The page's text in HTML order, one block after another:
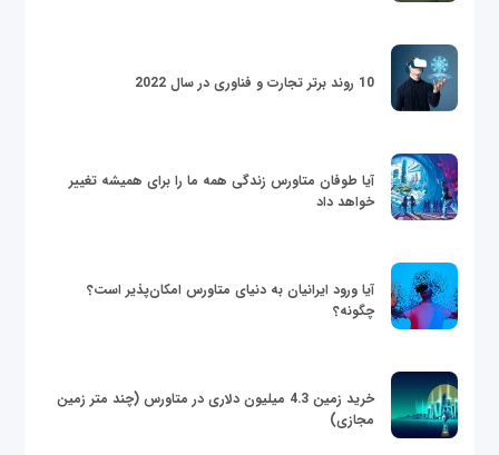
10 روند برتر تجارت و فناوری در سال 2022
آیا طوفان متاورس زندگی همه ما را برای همیشه تغییر
خواهد داد
آیا ورود ایرانیان به دنیای متاورس امکان‌پذیر است؟
چگونه؟
خرید زمین 4.3 میلیون دلاری در متاورس (چند متر زمین
مجازی)